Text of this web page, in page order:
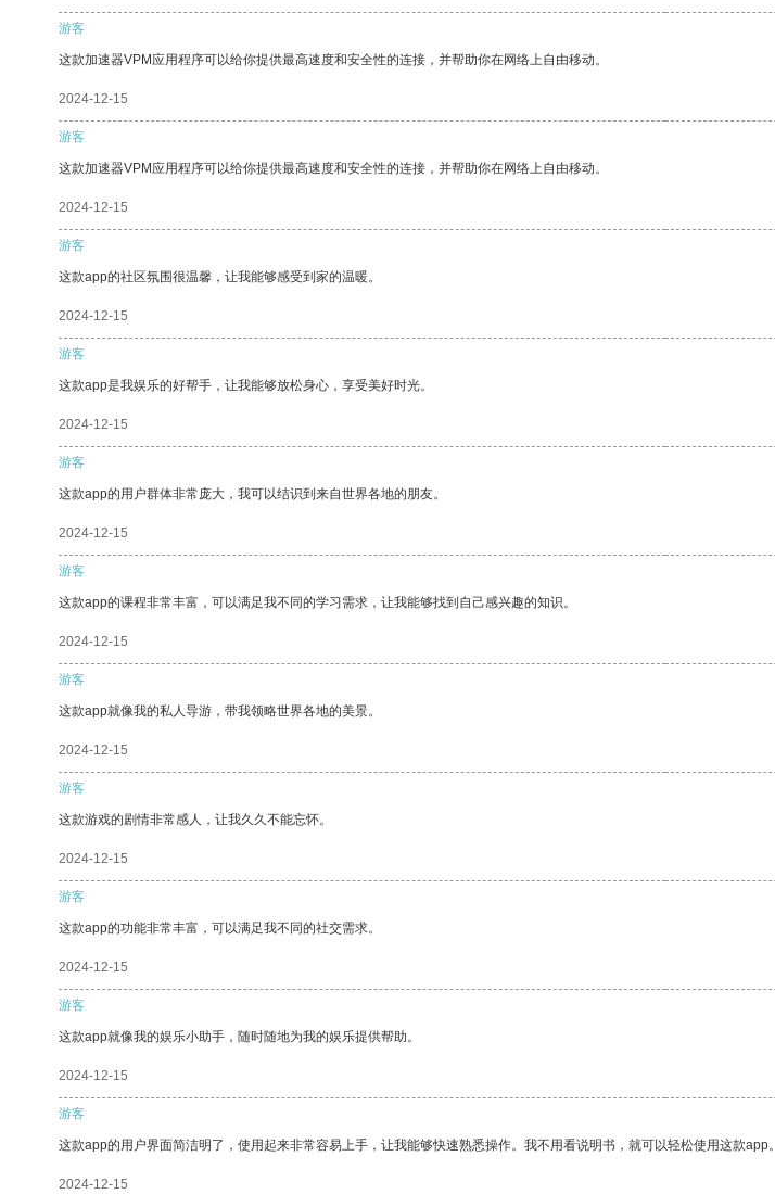
游客
这款加速器VPM应用程序可以给你提供最高速度和安全性的连接，并帮助你在网络上自由移动。
2024-12-15
游客
这款加速器VPM应用程序可以给你提供最高速度和安全性的连接，并帮助你在网络上自由移动。
2024-12-15
游客
这款app的社区氛围很温馨，让我能够感受到家的温暖。
2024-12-15
游客
这款app是我娱乐的好帮手，让我能够放松身心，享受美好时光。
2024-12-15
游客
这款app的用户群体非常庞大，我可以结识到来自世界各地的朋友。
2024-12-15
游客
这款app的课程非常丰富，可以满足我不同的学习需求，让我能够找到自己感兴趣的知识。
2024-12-15
游客
这款app就像我的私人导游，带我领略世界各地的美景。
2024-12-15
游客
这款游戏的剧情非常感人，让我久久不能忘怀。
2024-12-15
游客
这款app的功能非常丰富，可以满足我不同的社交需求。
2024-12-15
游客
这款app就像我的娱乐小助手，随时随地为我的娱乐提供帮助。
2024-12-15
游客
这款app的用户界面简洁明了，使用起来非常容易上手，让我能够快速熟悉操作。我不用看说明书，就可以轻松使用这款app。
2024-12-15